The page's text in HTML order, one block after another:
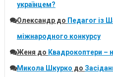
українцем?
Олександрдо Педагог із
міжнародного конкурсу
Женя до Квадрокоптери –
Микола Шкурко до